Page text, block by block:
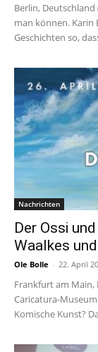
Berlin,
man können. Karin
Geschichten so,
Nachrichten
Der Ossi
Waalkes
Ole Bolle - 22. April
Frankfurt am Main,
Caricatura-
Komische Kunst?